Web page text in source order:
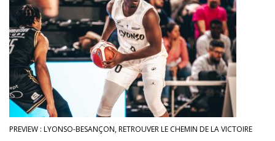
PREVIEW : LYONSO-BESANÇON, RETROUVER LE CHEMIN DE LA VICTOIRE